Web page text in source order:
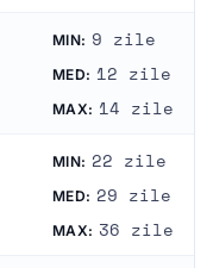
MIN: 9 zile
MED: 12 zile
MAX: 14 zile
MIN: 22 zile
MED: 29 zile
MAX: 36 zile